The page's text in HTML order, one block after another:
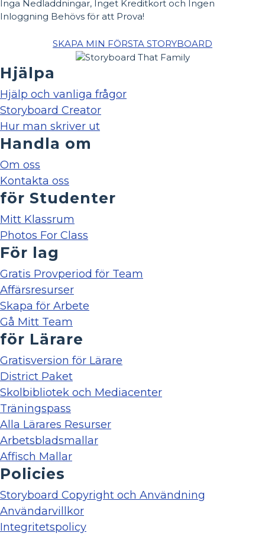
Inga Nedladdningar, Inget Kreditkort och Ingen
Inloggning Behövs för att Prova!
SKAPA MIN FÖRSTA STORYBOARD
Hjälpa
Hjälp och vanliga frågor
Storyboard Creator
Hur man skriver ut
Handla om
Om oss
Kontakta oss
för Studenter
Mitt Klassrum
Photos For Class
För lag
Gratis Provperiod för Team
Affärsresurser
Skapa för Arbete
Gå Mitt Team
för Lärare
Gratisversion för Lärare
District Paket
Skolbibliotek och Mediacenter
Träningspass
Alla Lärares Resurser
Arbetsbladsmallar
Affisch Mallar
Policies
Storyboard Copyright och Användning
Användarvillkor
Integritetspolicy